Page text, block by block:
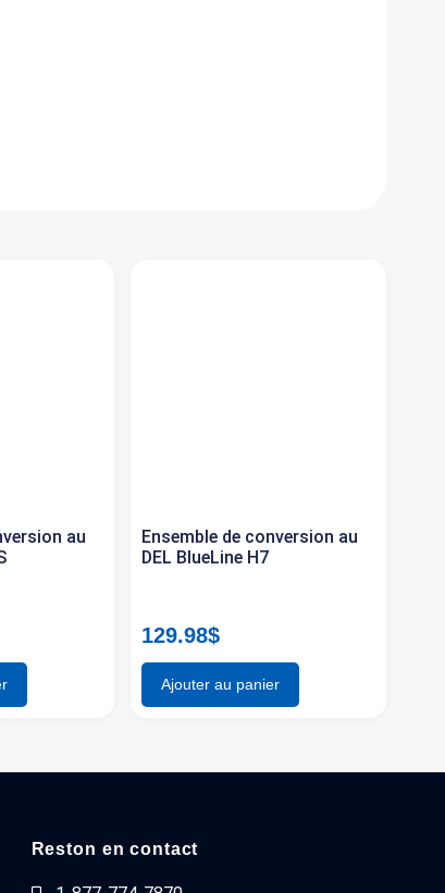
au
Ensemble de conversion au
DEL BlueLine H7
129.98$
Ajouter au panier
Reston en contact